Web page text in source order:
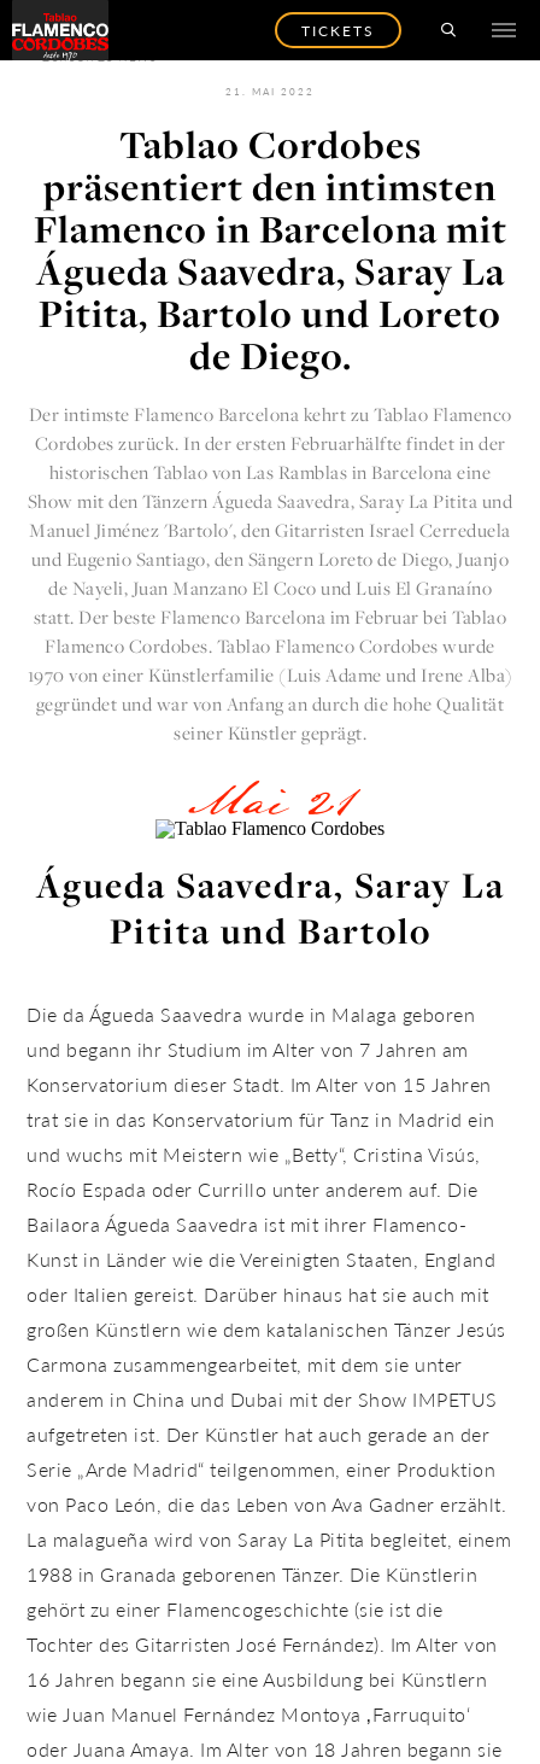
TICKETS
ZURÜCK ZU NEWS
21. MAI 2022
Tablao Cordobes
präsentiert den intimsten
Flamenco in Barcelona mit
Águeda Saavedra, Saray La
Pitita, Bartolo und Loreto
de Diego.
Der intimste Flamenco Barcelona kehrt zuTablao Flamenco
Cordobeszurück. In der ersten Februarhälfte findet in der
historischen Tablao von Las Ramblasin Barcelona eine
Show mit den Tänzern Águeda Saavedra, Saray La Pitita und
Manuel Jiménez 'Bartolo', den Gitarristen Israel Cerreduela
und Eugenio Santiago, den Sängern Loreto de Diego, Juanjo
de Nayeli, Juan Manzano El Coco und Luis El Granaíno
statt. Der beste Flamenco Barcelona im Februar bei Tablao
Flamenco Cordobes. Tablao Flamenco Cordobes wurde
1970 von einer Künstlerfamilie (Luis Adame und Irene Alba)
gegründet und war von Anfang an durch die hohe Qualität
seiner Künstler geprägt.
Mai 21
Águeda Saavedra, Saray La
Pitita und Bartolo
Die da Águeda Saavedra wurde in Malaga geboren
und begann ihr Studium im Alter von 7 Jahren am
Konservatorium dieser Stadt. Im Alter von 15 Jahren
trat sie in das Konservatorium für Tanz in Madrid ein
und wuchs mit Meistern wie „Betty“, Cristina Visús,
Rocío Espada oder Currillo unter anderem auf. Die
Bailaora Águeda Saavedra ist mit ihrer Flamenco-
Kunst in Länder wie die Vereinigten Staaten, England
oder Italien gereist. Darüber hinaus hat sie auch mit
großen Künstlern wie dem katalanischen Tänzer Jesús
Carmona zusammengearbeitet, mit dem sie unter
anderem in China und Dubai mit der Show IMPETUS
aufgetreten ist. Der Künstler hat auch gerade an der
Serie „Arde Madrid“ teilgenommen, einer Produktion
von Paco León, die das Leben von Ava Gadner erzählt.
La malagueña wird von Saray La Pitita begleitet, einem
1988 in Granada geborenen Tänzer. Die Künstlerin
gehört zu einer Flamencogeschichte (sie ist die
Tochter des Gitarristen José Fernández). Im Alter von
16 Jahren begann sie eine Ausbildung bei Künstlern
wie Juan Manuel Fernández Montoya ‚Farruquito‘
oder Juana Amaya. Im Alter von 18 Jahren begann sie